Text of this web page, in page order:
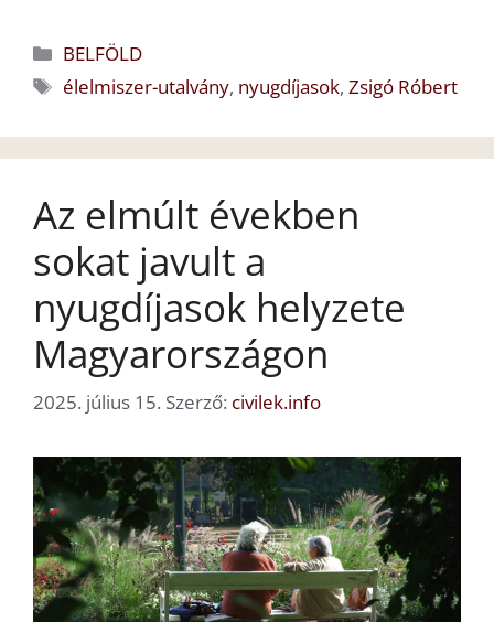
Kategória
BELFÖLD
Címkék
élelmiszer-utalvány, nyugdíjasok,Zsigó Róbert
Az elmúlt években
sokat javult a
nyugdíjasok helyzete
Magyarországon
2025. július 15. Szerző: civilek.info